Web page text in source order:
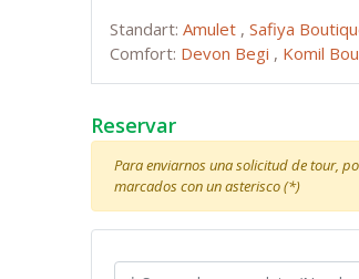
Standart: Amulet , Safiya
Comfort: Devon Begi , Komil
Reservar
Para enviarnos una solicitud de tour,
marcados con un asterisco (*)